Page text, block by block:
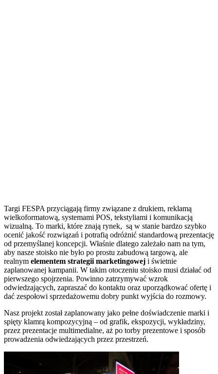
Targi FESPA przyciągają firmy związane z drukiem, reklamą
wielkoformatową, systemami POS, tekstyliami i komunikacją
wizualną. To marki, które znają rynek, są w stanie bardzo szybko
ocenić jakość rozwiązań i potrafią odróżnić standardową prezentację
od przemyślanej koncepcji. Właśnie dlatego zależało nam na tym,
aby nasze stoisko nie było po prostu zabudową targową, ale
realnym elementem strategii marketingowej i świetnie
zaplanowanej kampanii. W takim otoczeniu stoisko musi działać od
pierwszego spojrzenia. Powinno zatrzymywać wzrok
odwiedzających, zapraszać do kontaktu oraz uporządkować ofertę i
dać zespołowi sprzedażowemu dobry punkt wyjścia do rozmowy.
Nasz projekt został zaplanowany jako pełne doświadczenie marki i
spięty klamrą kompozycyjną – od grafik, ekspozycji, wykładziny,
przez prezentacje multimedialne, aż po torby prezentowe i sposób
prowadzenia odwiedzających przez przestrzeń.